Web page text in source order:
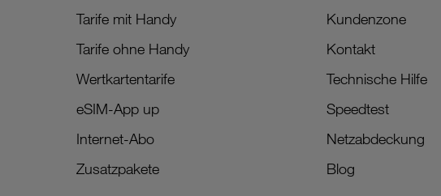
Tarife mit Handy
Tarife ohne Handy
Wertkartentarife
eSIM-App up
Internet-Abo
Zusatzpakete
Kundenzone
Kontakt
Technische Hilfe
Speedtest
Netzabdeckung
Blog